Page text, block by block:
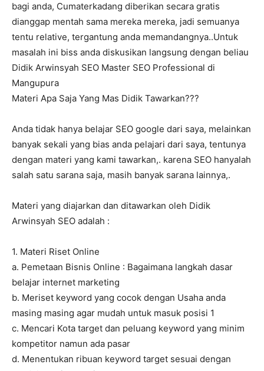
bagi anda, Cumaterkadang diberikan secara gratis
dianggap mentah sama mereka mereka, jadi semuanya
tentu relative, tergantung anda memandangnya..Untuk
masalah ini biss anda diskusikan langsung dengan beliau
Didik Arwinsyah SEO Master SEO Professional di
Mangupura
Materi Apa Saja Yang Mas Didik Tawarkan???
Anda tidak hanya belajar SEO google dari saya, melainkan
banyak sekali yang bias anda pelajari dari saya, tentunya
dengan materi yang kami tawarkan,. karena SEO hanyalah
salah satu sarana saja, masih banyak sarana lainnya,.
Materi yang diajarkan dan ditawarkan oleh Didik
Arwinsyah SEO adalah :
1. Materi Riset Online
a. Pemetaan Bisnis Online : Bagaimana langkah dasar
belajar internet marketing
b. Meriset keyword yang cocok dengan Usaha anda
masing masing agar mudah untuk masuk posisi 1
c. Mencari Kota target dan peluang keyword yang minim
kompetitor namun ada pasar
d. Menentukan ribuan keyword target sesuai dengan